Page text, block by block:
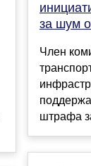
за шум
Член
штрафа